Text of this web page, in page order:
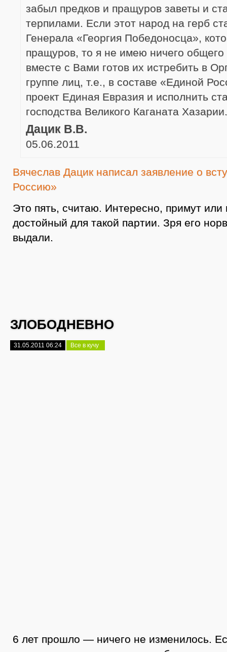
забыл предков и пращуров заветы и
терпилами. Если этот народ на герб
Генерала «Георгия Победоносца»,
пращуров, то я не имею ничего
вместе с Вами готов их истребить в
группе лиц, т.е., в составе «Единой
проект Единая Евразия и исполнить
господства Великого Каганата Хазарии.
Дацик В.В.
05.06.2011
Вячеслав Дацик написал заявление о
Россию»
Это пять, считаю. Интересно, примут или
достойный для такой партии. Зря его
выдали.
ЗЛОБОДНЕВНО
31.05.2011 06:24 Все в кучу
6 лет прошло — ничего не изменилось.